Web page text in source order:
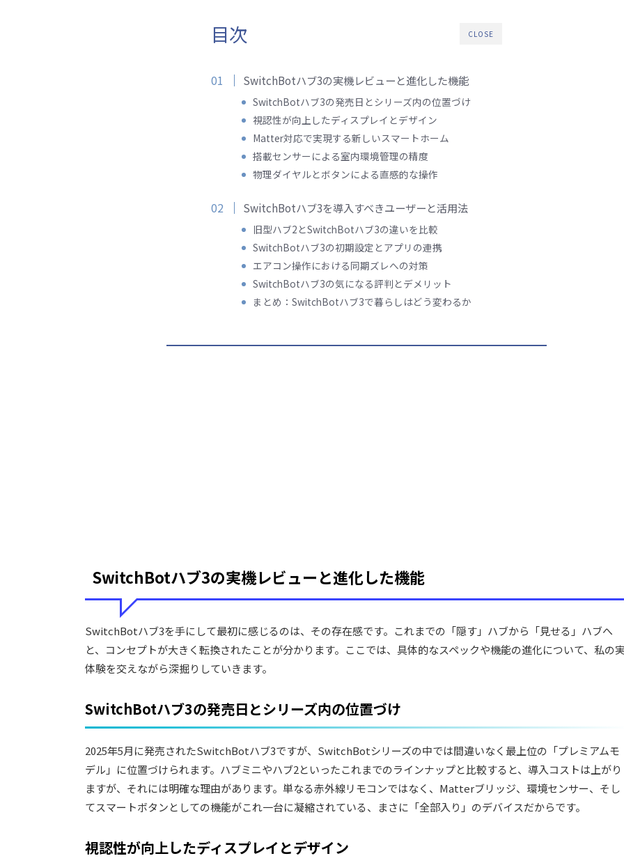
CLOSE
目次
SwitchBotハブ3の実機レビューと進化した機能
SwitchBotハブ3の発売日とシリーズ内の位置づけ
視認性が向上したディスプレイとデザイン
Matter対応で実現する新しいスマートホーム
搭載センサーによる室内環境管理の精度
物理ダイヤルとボタンによる直感的な操作
SwitchBotハブ3を導入すべきユーザーと活用法
旧型ハブ2とSwitchBotハブ3の違いを比較
SwitchBotハブ3の初期設定とアプリの連携
エアコン操作における同期ズレへの対策
SwitchBotハブ3の気になる評判とデメリット
まとめ：SwitchBotハブ3で暮らしはどう変わるか
SwitchBotハブ3の実機レビューと進化した機能
SwitchBotハブ3を手にして最初に感じるのは、その存在感です。これまでの「隠す」ハブから「見せる」ハブへ
と、コンセプトが大きく転換されたことが分かります。ここでは、具体的なスペックや機能の進化について、私の
体験を交えながら深掘りしていきます。
SwitchBotハブ3の発売日とシリーズ内の位置づけ
2025年5月に発売されたSwitchBotハブ3ですが、SwitchBotシリーズの中では間違いなく最上位の「プレミアムモ
デル」に位置づけられます。ハブミニやハブ2といったこれまでのラインナップと比較すると、導入コストは上がり
ますが、それには明確な理由があります。単なる赤外線リモコンではなく、Matterブリッジ、環境センサー、そし
てスマートボタンとしての機能がこれ一台に凝縮されている、まさに「全部入り」のデバイスだからです。
視認性が向上したディスプレイとデザイン